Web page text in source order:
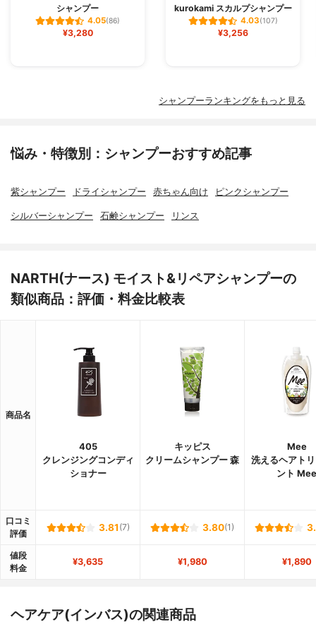
シャンプー
4.05(86)
¥3,280
kurokami スカルプシャンプー
4.03(107)
¥3,256
シャンプーランキングをもっと見る
悩み・特徴別：シャンプーおすすめ記事
紫シャンプー ドライシャンプー 赤ちゃん向け ピンクシャンプー
シルバーシャンプー 石鹸シャンプー リンス
NARTH(ナース) モイスト&リペアシャンプーの
類似商品：評価・料金比較表
商品名
405
クレンジングコンディ
ショナー
キッピス
クリームシャンプー 森
Mee
洗えるヘアト
ント Mee
口コミ
評価
3.81 (7) 3.80(1)
値段
料金
¥3,635 ¥1,980 ¥1,890
ヘアケア(インバス)の関連商品